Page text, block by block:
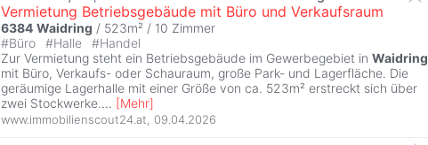
Vermietung Betriebsgebäude mit Büro und Verkaufsraum
6384 Waidring / 523m² / 10 Zimmer
#Büro #Halle #Handel
Zur Vermietung steht ein Betriebsgebäude im Gewerbegebiet in Waidring
mit Büro, Verkaufs- oder Schauraum, große Park- und Lagerfläche. Die
geräumige Lagerhalle mit einer Größe von ca. 523m² erstreckt sich über
zwei Stockwerke.... [Mehr]
www.immobilienscout24.at, 09.04.2026